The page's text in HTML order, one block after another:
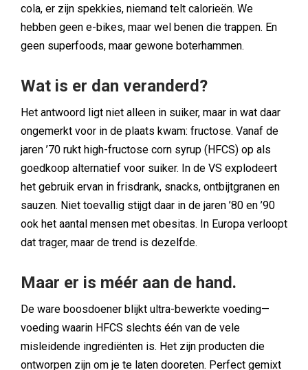
cola, er zijn spekkies, niemand telt calorieën. We
hebben geen e-bikes, maar wel benen die trappen. En
geen superfoods, maar gewone boterhammen.
Wat is er dan veranderd?
Het antwoord ligt niet alleen in suiker, maar in wat daar
ongemerkt voor in de plaats kwam: fructose. Vanaf de
jaren ’70 rukt high-fructose corn syrup (HFCS) op als
goedkoop alternatief voor suiker. In de VS explodeert
het gebruik ervan in frisdrank, snacks, ontbijtgranen en
sauzen. Niet toevallig stijgt daar in de jaren ’80 en ’90
ook het aantal mensen met obesitas. In Europa verloopt
dat trager, maar de trend is dezelfde.
Maar er is méér aan de hand.
De ware boosdoener blijkt ultra-bewerkte voeding—
voeding waarin HFCS slechts één van de vele
misleidende ingrediënten is. Het zijn producten die
ontworpen zijn om je te laten dooreten. Perfect gemixt